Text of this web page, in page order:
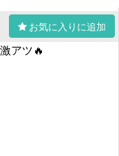
お気に入りに追加
アツ🔥